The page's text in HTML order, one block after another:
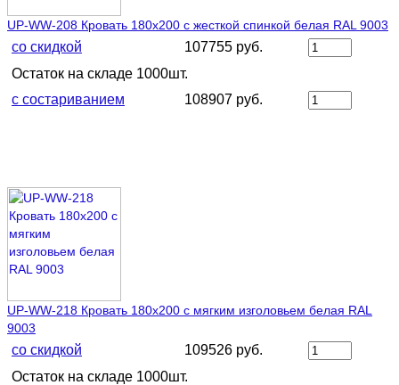
UP-WW-208 Кровать 180х200 с жесткой спинкой белая RAL 9003
со скидкой
107755 руб.
Остаток на складе 1000шт.
с состариванием
108907 руб.
UP-WW-218 Кровать 180х200 с мягким изголовьем белая RAL
9003
со скидкой
109526 руб.
Остаток на складе 1000шт.